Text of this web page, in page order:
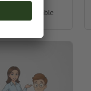
écoresponsable